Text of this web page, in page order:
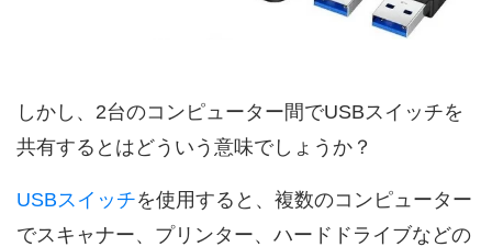
しかし、2台のコンピューター間でUSBスイッチを
共有するとはどういう意味でしょうか？
USBスイッチを使用すると、複数のコンピューター
でスキャナー、プリンター、ハードドライブなどの